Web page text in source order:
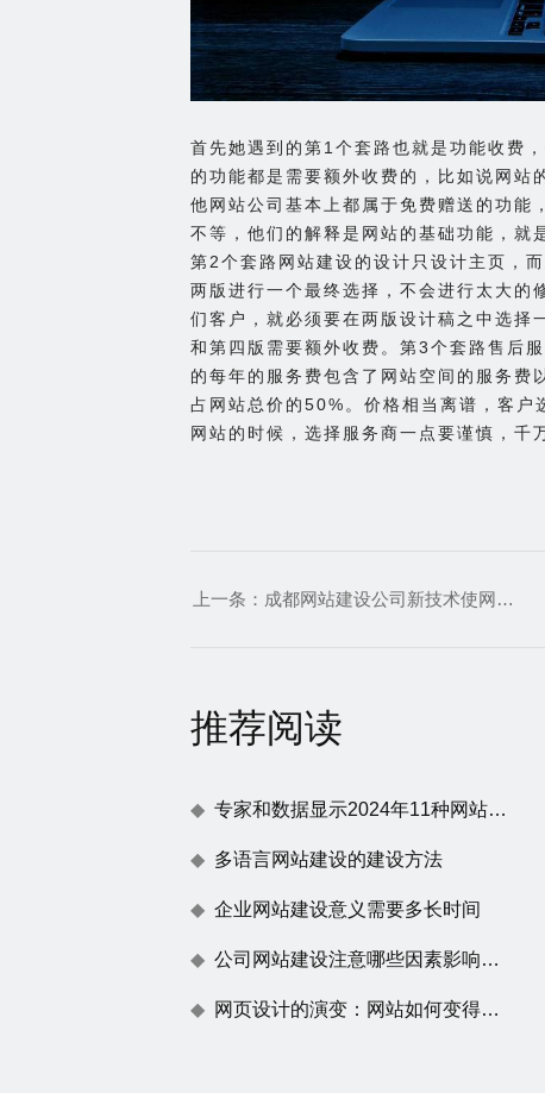
首先她遇到的第1个套路也就是功能收费
的功能都是需要额外收费的，比如说网站
他网站公司基本上都属于免费赠送的功
不等，他们的解释是网站的基础功能，就
第2个套路网站建设的设计只设计主页，
两版进行一个最终选择，不会进行太大的
们客户，就必须要在两版设计稿之中选择
和第四版需要额外收费。第3个套路售后
的每年的服务费包含了网站空间的服务费
占网站总价的50%。价格相当离谱，客户
网站的时候，选择服务商一点要谨慎，千
上一条： 成都网站建设公司新技术使网站加载速度提升50访问更流畅
推荐阅读
专家和数据显示2024年11种网站建设趋势
多语言网站建设的建设方法
企业网站建设意义需要多长时间
公司网站建设注意哪些因素影响百度蜘蛛抓取
网页设计的演变：网站如何变得不仅仅是一张漂亮的脸蛋